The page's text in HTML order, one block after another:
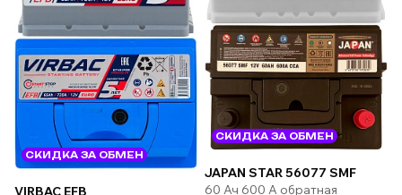
СКИДКА ЗА ОБМЕН
VIRBAC EFB
СКИДКА ЗА ОБМЕН
JAPAN STAR 56077 SMF
60 Ач 600 А обратная